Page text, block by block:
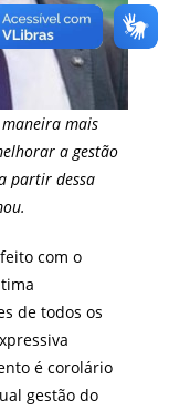
maneira mais
a gestão
partir dessa
com o
de todos os
é corolário
gestão do